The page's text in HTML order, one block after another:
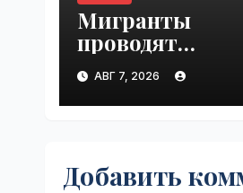
Мигранты
проводят
футбольные
турниры на
в Сеуте |
АВГ 7, 2026
Добавить